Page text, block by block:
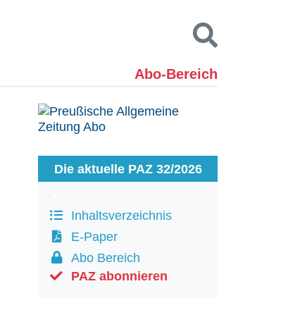
Abo-Bereich
Kontakt
Die aktuelle PAZ 32/2026
Inhaltsverzeichnis
E-Paper
Abo Bereich
PAZ abonnieren